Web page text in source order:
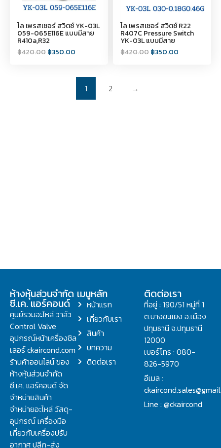
โล เพรสเชอร์ สวิตซ์ YK-03L
059-065E116E แบบมีสาย
R410a,R32
฿420.00฿350.00
โล เพรสเชอร์ สวิตซ์ R22
R407C Pressure Switch
YK-03L แบบมีสาย
฿420.00฿350.00
1 2 →
ห้างหุ้นส่วนจำกัด
ซี.เค. แอร์คอนด์
ศูนย์รวมอะไหล่ วาล์ว
Control Valve
อุปกรณ์หน้าเครื่องชิล
เลอร์ ckaircond.com
ร้านค้าออนไลน์ ของ
ห้างหุ้นส่วนจำกัด
ซี.เค. แอร์คอนด์ จัด
จำหน่ายสินค้า
จำหน่ายอะไหล่ วัสดุ-
อุปกรณ์ เครื่องมือ
เกี่ยวกับเครื่องปรับ
อากาศ ปลีก-ส่ง
เมนูหลัก
หน้าแรก
เกี่ยวกับเรา
สินค้า
บทความ
ติดต่อเรา
ติดต่อเรา
ที่อยู่ : 190/51 หมู่ที่ 1
ต.บางขะแยง อ.เมือง
ปทุมธานี จ.ปทุมธานี
12000
เบอร์โทร : 080-
826-5970
อีเมล :
Line : @ckaircond